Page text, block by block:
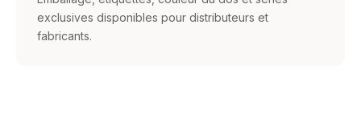
exclusives disponibles pour distributeurs et
fabricants.